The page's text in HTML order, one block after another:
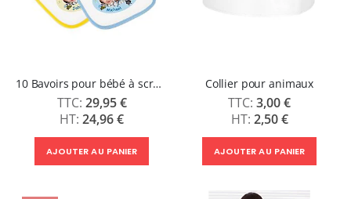
10 Bavoirs pour bébé à scratch
29,95 €
24,96 €
AJOUTER AU PANIER
Collier pour animaux
3,00 €
2,50 €
AJOUTER AU PANIER